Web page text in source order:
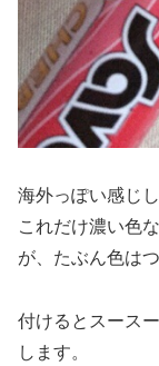
海外っぽい感じし
これだけ濃い色
が、たぶん色は
付けるとスース
します。